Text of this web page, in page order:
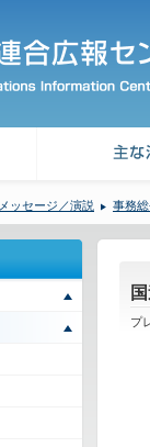
メッセージ／演説 事務
プ